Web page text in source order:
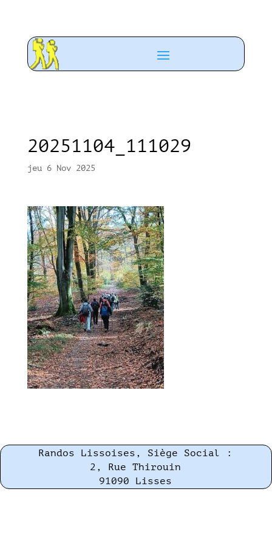
20251104_111029
jeu 6 Nov 2025
Randos Lissoises, Siège Social :
2, Rue Thirouin
91090 Lisses